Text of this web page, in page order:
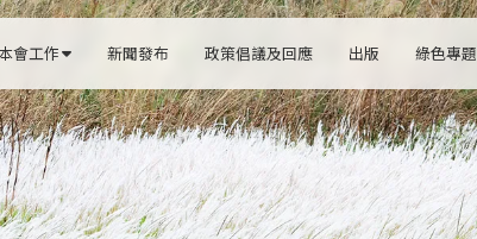
會工作  新聞發布 政策倡議及回應 出版 綠色專題